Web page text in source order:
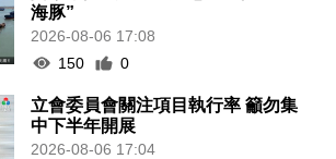
海豚”
2026-08-06 17:08
150
0
立會委員會關注項目執行率 籲勿集
中下半年開展
2026-08-06 17:04